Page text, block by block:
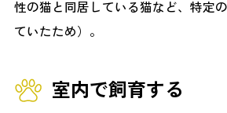
性の猫と同居している猫など、特定
ていたため）。
室内で飼育する